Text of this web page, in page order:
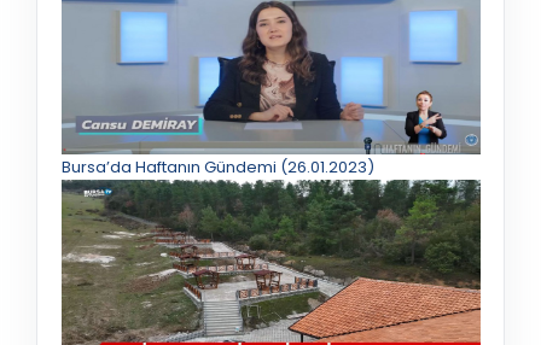
Bursa’da Haftanın Gündemi (26.01.2023)